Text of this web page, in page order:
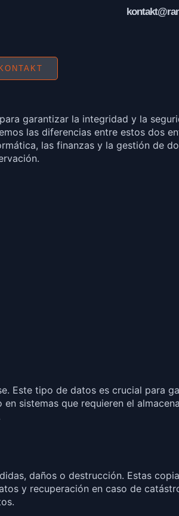
garantizar la integridad y la
las diferencias entre estos dos
las finanzas y la gestión de
Este tipo de datos es crucial para
sistemas que requieren el
daños o destrucción. Estas
y recuperación en caso de